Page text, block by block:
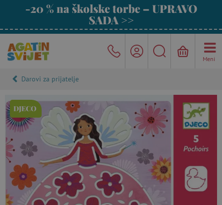
-20 % na školske torbe – UPRAVO
SADA >>
Meni
Darovi za prijatelje
DJECO